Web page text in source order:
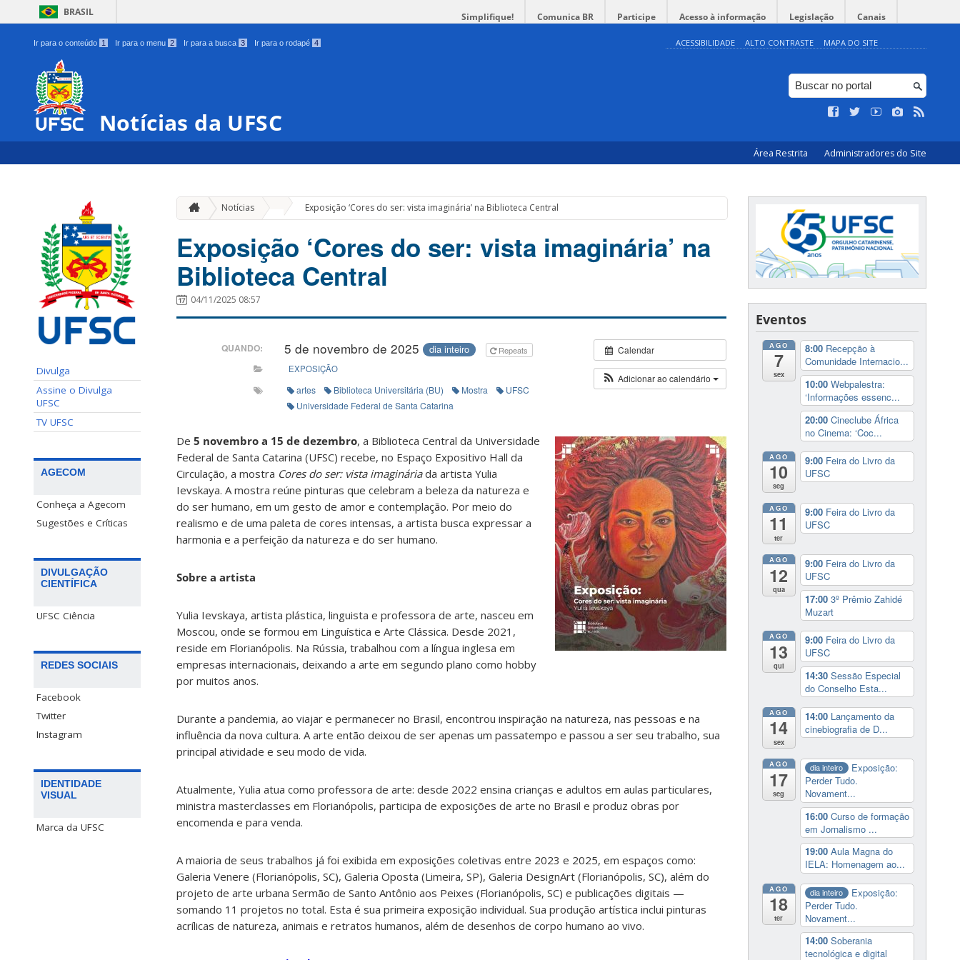
BRASIL Simplifique! Comunica BR Participe Acesso à informação Legislação Canais
Ir para o conteúdo 1 Ir para o menu 2 Ir para a busca 3 Ir para o rodapé 4 ACESSIBILIDADE ALTO CONTRASTE MAPA DO SITE
Notícias da UFSC
Área Restrita Administradores do Site
Divulga
Assine o Divulga
UFSC
TV UFSC
AGECOM
Conheça a Agecom
Sugestões e Críticas
DIVULGAÇÃO
CIENTÍFICA
UFSC Ciência
REDES SOCIAIS
Facebook
Twitter
Instagram
IDENTIDADE
VISUAL
Marca da UFSC
Notícias Exposição ‘Cores do ser: vista imaginária’ na Biblioteca Central
Exposição ‘Cores do ser: vista imaginária’ na
Biblioteca Central
04/11/2025 08:57
Calendar
Adicionar ao calendário
QUANDO: 5 de novembro de 2025 dia inteiro
Repeats
EXPOSIÇÃO
artes Biblioteca Universitária (BU) Mostra
UFSC
Universidade Federal de Santa Catarina
De 5 novembro a 15 de dezembro, a Biblioteca Central da Universidade
Federal de Santa Catarina (UFSC) recebe, no Espaço Expositivo Hall da
Circulação, a mostra Cores do ser: vista imagináriada artista Yulia
Ievskaya. A mostra reúne pinturas que celebram a beleza da natureza e
do ser humano, em um gesto de amor e contemplação. Por meio do
realismo e de uma paleta de cores intensas, a artista busca expressar a
harmonia e a perfeição da natureza e do ser humano.
Sobre a artista
Yulia Ievskaya, artista plástica, linguista e professora de arte, nasceu em
Moscou, onde se formou em Linguística e Arte Clássica. Desde 2021,
reside em Florianópolis. Na Rússia, trabalhou com a língua inglesa em
empresas internacionais, deixando a arte em segundo plano como hobby
por muitos anos.
Durante a pandemia, ao viajar e permanecer no Brasil, encontrou inspiração na natureza, nas pessoas e na
influência da nova cultura. A arte então deixou de ser apenas um passatempo e passou a ser seu trabalho, sua
principal atividade e seu modo de vida.
Atualmente, Yulia atua como professora de arte: desde 2022 ensina crianças e adultos em aulas particulares,
ministra masterclasses em Florianópolis, participa de exposições de arte no Brasil e produz obras por
encomenda e para venda.
A maioria de seus trabalhos já foi exibida em exposições coletivas entre 2023 e 2025, em espaços como:
Galeria Venere (Florianópolis, SC), Galeria Oposta (Limeira, SP), Galeria DesignArt (Florianópolis, SC), além do
projeto de arte urbana Sermão de Santo Antônio aos Peixes (Florianópolis, SC) e publicações digitais —
somando 11 projetos no total. Esta é sua primeira exposição individual. Sua produção artística inclui pinturas
acrílicas de natureza, animais e retratos humanos, além de desenhos de corpo humano ao vivo.
Eventos
AGO
7
sex
8:00 Recepção à
Comunidade Internacio...
10:00 Webpalestra:
‘Informações essenc...
20:00 Cineclube África
no Cinema: ‘Coc...
AGO
10
seg
9:00 Feira do Livro da
UFSC
AGO
11
ter
9:00 Feira do Livro da
UFSC
AGO
12
qua
9:00 Feira do Livro da
UFSC
17:00 3º Prêmio Zahidé
Muzart
AGO
13
qui
9:00 Feira do Livro da
UFSC
14:30 Sessão Especial
do Conselho Esta...
AGO
14
sex
14:00 Lançamento da
cinebiografia de D...
AGO
17
seg
dia inteiro
Exposição:
Perder Tudo.
Novament...
16:00 Curso de formação
em Jornalismo ...
19:00 Aula Magna do
IELA: Homenagem ao...
AGO
18
ter
dia inteiro
Exposição:
Perder Tudo.
Novament...
14:00 Soberania
tecnológica e digital